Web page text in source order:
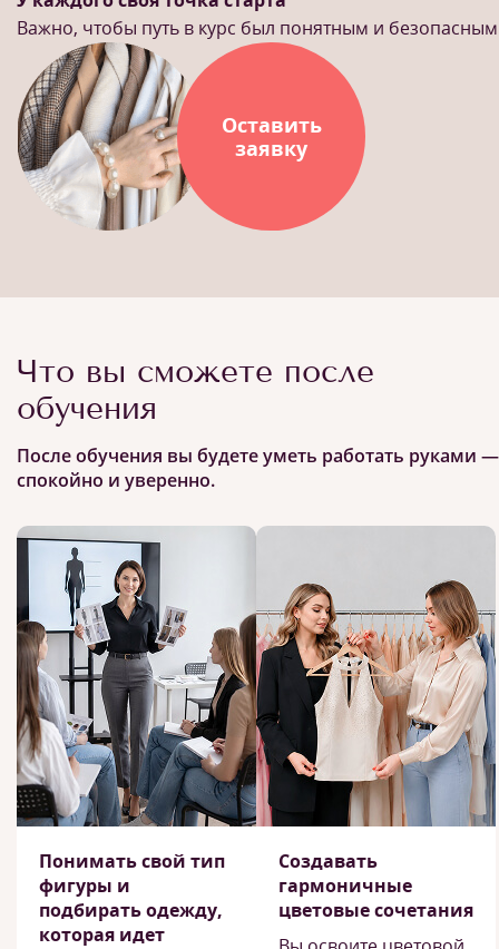
Важно, чтобы путь в курс был понятным и безопасным
Оставить
заявку
Что вы сможете после
обучения
После обучения вы будете уметь работать руками —
спокойно и уверенно.
Понимать свой тип
фигуры и
подбирать одежду,
которая идет
Создавать
гармоничные
цветовые сочетания